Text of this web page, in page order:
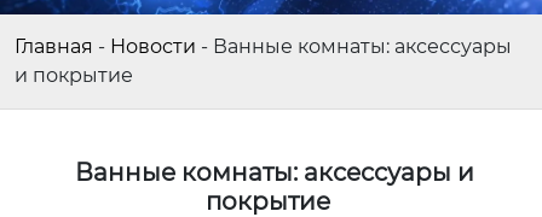
Главная - Новости - Ванные комнаты: аксессуары
и покрытие
Ванные комнаты: аксессуары и
покрытие